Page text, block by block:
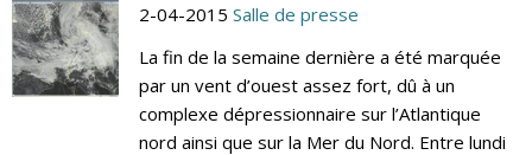
2-04-2015 Salle de presse
La fin de la semaine dernière a été marquée
par un vent d’ouest assez fort, dû à un
complexe dépressionnaire sur l’Atlantique
nord ainsi que sur la Mer du Nord. Entre lundi